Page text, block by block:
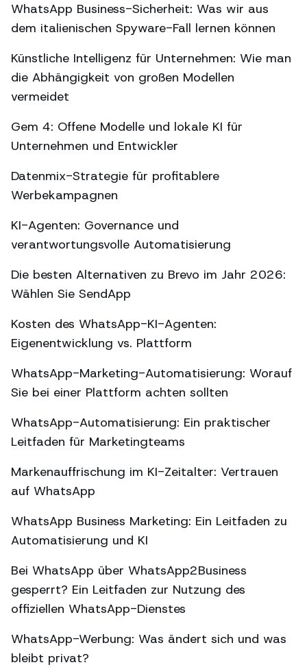
WhatsApp Business-Sicherheit: Was wir aus
dem italienischen Spyware-Fall lernen können
Künstliche Intelligenz für Unternehmen: Wie man
die Abhängigkeit von großen Modellen
vermeidet
Gem 4: Offene Modelle und lokale KI für
Unternehmen und Entwickler
Datenmix-Strategie für profitablere
Werbekampagnen
KI-Agenten: Governance und
verantwortungsvolle Automatisierung
Die besten Alternativen zu Brevo im Jahr 2026:
Wählen Sie SendApp
Kosten des WhatsApp-KI-Agenten:
Eigenentwicklung vs. Plattform
WhatsApp-Marketing-Automatisierung: Worauf
Sie bei einer Plattform achten sollten
WhatsApp-Automatisierung: Ein praktischer
Leitfaden für Marketingteams
Markenauffrischung im KI-Zeitalter: Vertrauen
auf WhatsApp
WhatsApp Business Marketing: Ein Leitfaden zu
Automatisierung und KI
Bei WhatsApp über WhatsApp2Business
gesperrt? Ein Leitfaden zur Nutzung des
offiziellen WhatsApp-Dienstes
WhatsApp-Werbung: Was ändert sich und was
bleibt privat?